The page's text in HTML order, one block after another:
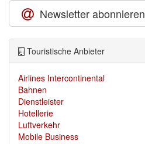
Newsletter abonnieren
Touristische Anbieter
Airlines Intercontinental
Bahnen
Dienstleister
Hotellerie
Luftverkehr
Mobile Business